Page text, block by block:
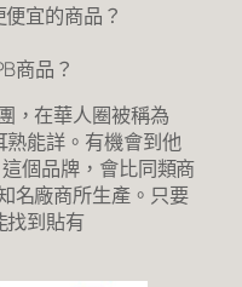
宜的商品？
商品？
，在華人圈被稱為
熟能詳。有機會到他
個品牌，會比同類商
名廠商所生產。只要
找到貼有